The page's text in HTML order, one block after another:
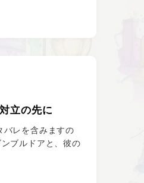
立の先に
レを含みますの
ブルドアと、彼の